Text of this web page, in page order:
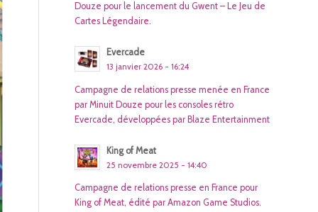
Douze pour le lancement du Gwent – Le Jeu de
Cartes Légendaire.
Evercade
13 janvier 2026 - 16:24
Campagne de relations presse menée en France
par Minuit Douze pour les consoles rétro
Evercade, développées par Blaze Entertainment
King of Meat
25 novembre 2025 - 14:40
Campagne de relations presse en France pour
King of Meat, édité par Amazon Game Studios.